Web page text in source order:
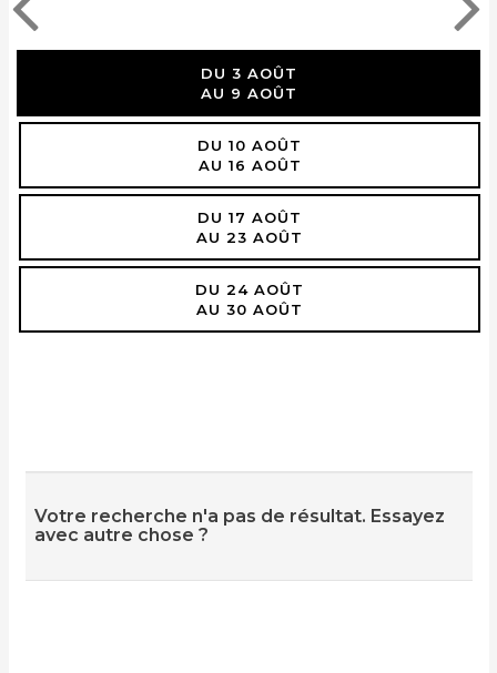
DU 3 AOÛT
AU 9 AOÛT
DU 10 AOÛT
AU 16 AOÛT
DU 17 AOÛT
AU 23 AOÛT
DU 24 AOÛT
AU 30 AOÛT
Votre recherche n'a pas de résultat. Essayez
avec autre chose ?